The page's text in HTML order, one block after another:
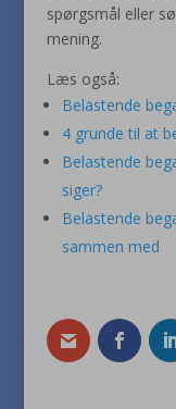
spørgsmål eller
mening.
Læs også:
Belastende
4 grunde til at
Belastende
siger?
Belastende
sammen med